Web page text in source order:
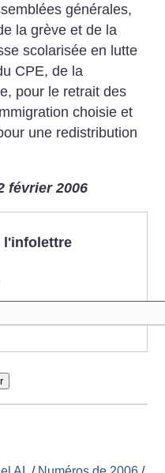
générales,
la grève et de la
scolarisée en lutte
CPE, de la
pour le retrait des
choisie et
une redistribution
février 2006
l'infolettre